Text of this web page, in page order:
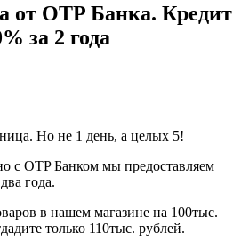
от OTP Банка. Кредит
за 2 года
Но не 1 день, а целых 5!
с OTP Банком мы предоставляем
года.
в нашем магазине на 100тыс.
только 110тыс. рублей.